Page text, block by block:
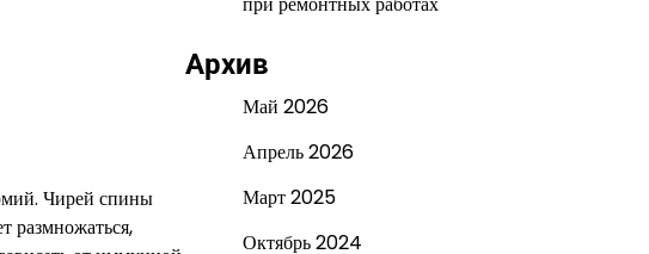
Чирей спины
размножаться,
Архив
Май 2026
Апрель 2026
Март 2025
Октябрь 2024